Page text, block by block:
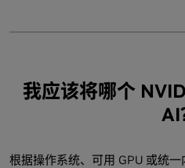
我应该将哪个
根据操作系统、可用 GPU 或统